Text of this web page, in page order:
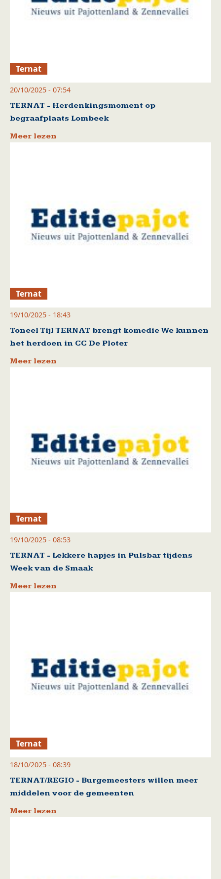
Ternat
20/10/2025 - 07:54
TERNAT - Herdenkingsmoment op
begraafplaats Lombeek
Meer lezen
Ternat
19/10/2025 - 18:43
Toneel Tijl TERNAT brengt komedie We kunnen
het herdoen in CC De Ploter
Meer lezen
Ternat
19/10/2025 - 08:53
TERNAT - Lekkere hapjes in Pulsbar tijdens
Week van de Smaak
Meer lezen
Ternat
18/10/2025 - 08:39
TERNAT/REGIO - Burgemeesters willen meer
middelen voor de gemeenten
Meer lezen